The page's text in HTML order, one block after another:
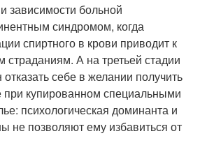
зависимости больной
синдромом, когда
спиртного в крови приводит к
А на третьей стадии
себе в желании получить
при купированном специальными
психологическая доминанта и
не позволяют ему избавиться от